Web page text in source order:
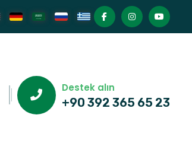
Destek alın
+90 392 365 65 23